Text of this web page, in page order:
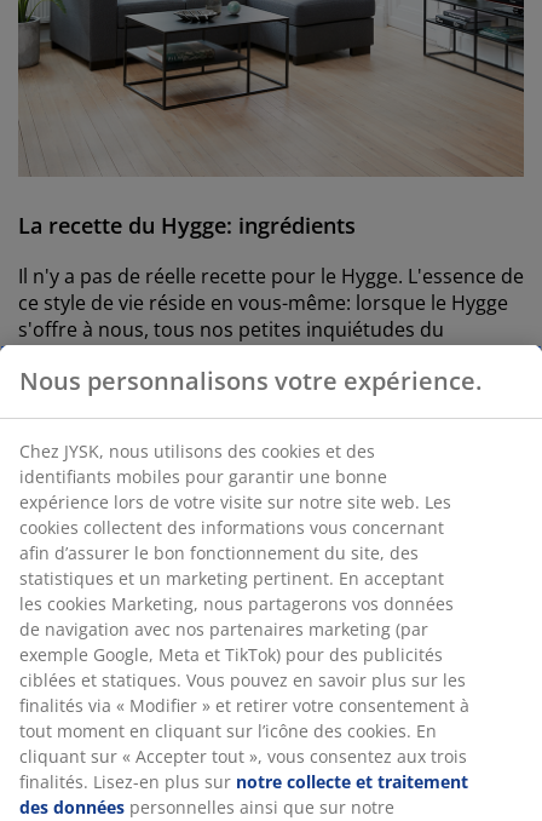
La recette du Hygge: ingrédients
Il n'y a pas de réelle recette pour le Hygge. L'essence de
ce style de vie réside en vous-même: lorsque le Hygge
s'offre à nous, tous nos petites inquiétudes du
les ingrédients essentiels à la recette d'une
- Votre boisson et votre repas préféré
- Une atmosphère plaisante
- Un peu de zen-attitude
- Vos hobbies et passe-temps favoris
- Votre famille et vos amis
- Le tout avec quelques accessoires de maison cosy et
confortables
Le Hygge en France et chez JYSK
Le concept du style de vie Hygge dépasse les
frontières, et s'offre également à nous en France.
Chez JYSK, nos origines scandinaves se reflètent dans
Nous personnalisons votre expérience.
Chez JYSK, nous utilisons des cookies et des
identifiants mobiles pour garantir une bonne
expérience lors de votre visite sur notre site web. Les
cookies collectent des informations vous concernant
afin d’assurer le bon fonctionnement du site, des
statistiques et un marketing pertinent. En acceptant
les cookies Marketing, nous partagerons vos données
de navigation avec nos partenaires marketing (par
exemple Google, Meta et TikTok) pour des publicités
ciblées et statiques. Vous pouvez en savoir plus sur les
finalités via « Modifier » et retirer votre consentement à
tout moment en cliquant sur l’icône des cookies. En
cliquant sur « Accepter tout », vous consentez aux trois
finalités. Lisez-en plus sur notre collecte et traitement
des données personnelles ainsi que sur notre